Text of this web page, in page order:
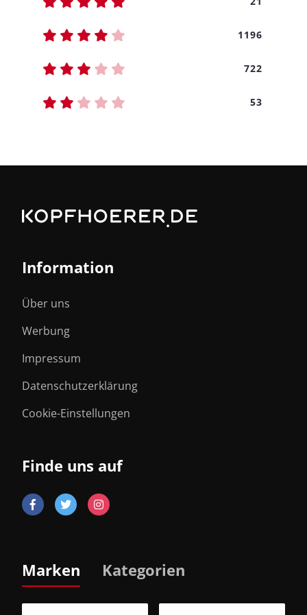
1196
722
53
Information
Über uns
Werbung
Impressum
Datenschutzerklärung
Cookie-Einstellungen
Finde uns auf
Marken Kategorien